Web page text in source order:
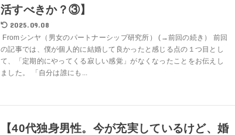
活すべきか？③】
2025.09.08
Fromシンヤ（男女のパートナーシップ研究所） (→前回の続き） 前回
の記事では、僕が個人的に結婚して良かったと感じる点の１つ目とし
て、「定期的にやってくる寂しい感覚」がなくなったことをお伝えし
ました。 「自分は誰にも...
【40代独身男性。今が充実しているけど、婚